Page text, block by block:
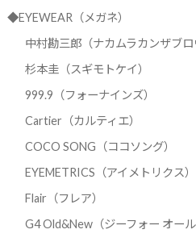
◆EYEWEAR（メガネ）
中村勘三郎（ナカムラカンザブロ
杉本圭（スギモトケイ）
999.9（フォーナインズ）
Cartier（カルティエ）
COCO SONG（ココソング）
EYEMETRICS（アイメトリクス）
Flair（フレア）
G4 Old&New（ジーフォー オール